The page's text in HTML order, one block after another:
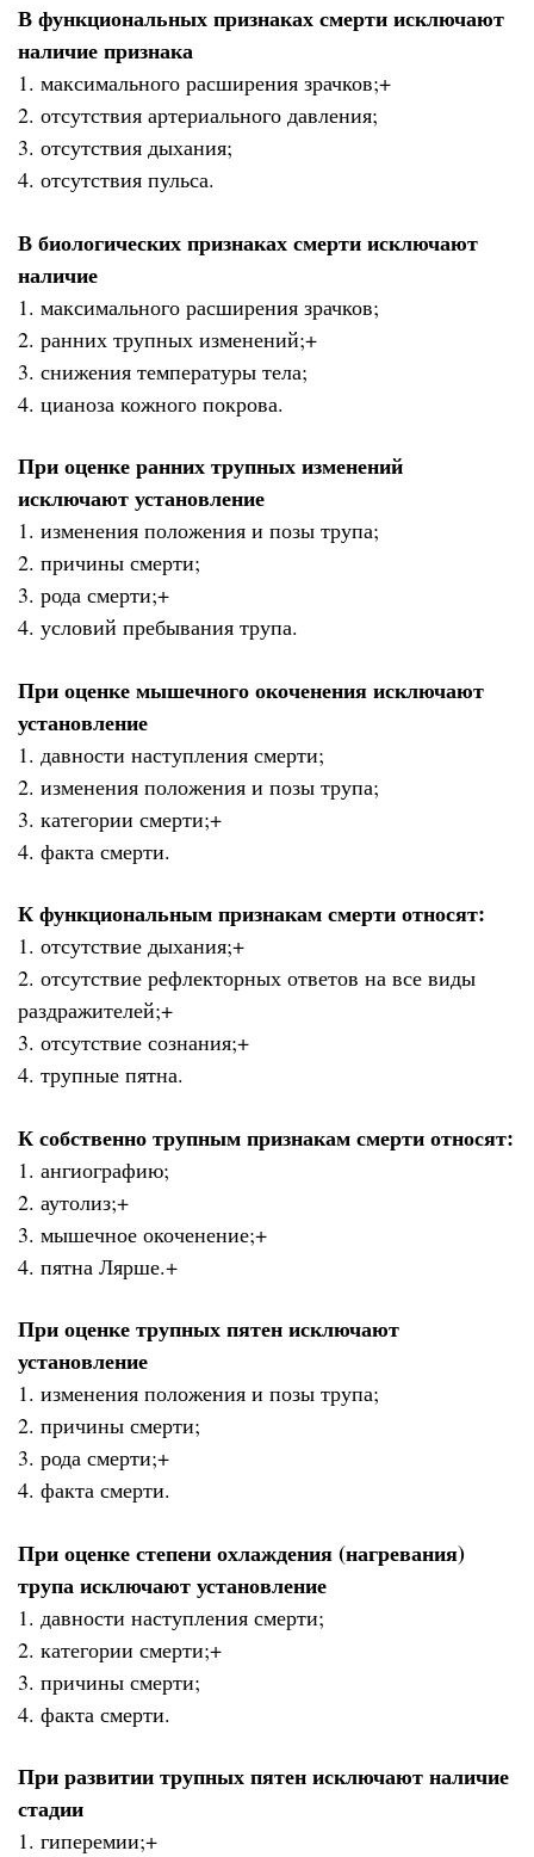
В функциональных признаках смерти исключают
наличие признака
1. максимального расширения зрачков;+
2. отсутствия артериального давления;
3. отсутствия дыхания;
4. отсутствия пульса.
В биологических признаках смерти исключают
наличие
1. максимального расширения зрачков;
2. ранних трупных изменений;+
3. снижения температуры тела;
4. цианоза кожного покрова.
При оценке ранних трупных изменений
исключают установление
1. изменения положения и позы трупа;
2. причины смерти;
3. рода смерти;+
4. условий пребывания трупа.
При оценке мышечного окоченения исключают
установление
1. давности наступления смерти;
2. изменения положения и позы трупа;
3. категории смерти;+
4. факта смерти.
К функциональным признакам смерти относят:
1. отсутствие дыхания;+
2. отсутствие рефлекторных ответов на все виды
раздражителей;+
3. отсутствие сознания;+
4. трупные пятна.
К собственно трупным признакам смерти относят:
1. ангиографию;
2. аутолиз;+
3. мышечное окоченение;+
4. пятна Лярше.+
При оценке трупных пятен исключают
установление
1. изменения положения и позы трупа;
2. причины смерти;
3. рода смерти;+
4. факта смерти.
При оценке степени охлаждения (нагревания)
трупа исключают установление
1. давности наступления смерти;
2. категории смерти;+
3. причины смерти;
4. факта смерти.
При развитии трупных пятен исключают наличие
стадии
1. гиперемии;+